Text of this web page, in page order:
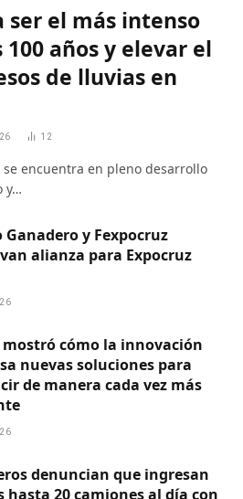
ser el más intenso
años y elevar el
de lluvias en
12
se encuentra en pleno desarrollo
y…
Ganadero y Fexpocruz
alianza para Expocruz
mostró cómo la innovación
nuevas soluciones para
de manera cada vez más
denuncian que ingresan
hasta 20 camiones al día con